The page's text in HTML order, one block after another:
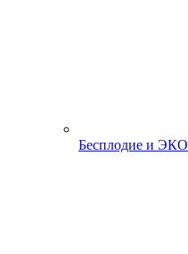
Бесплодие и ЭКО